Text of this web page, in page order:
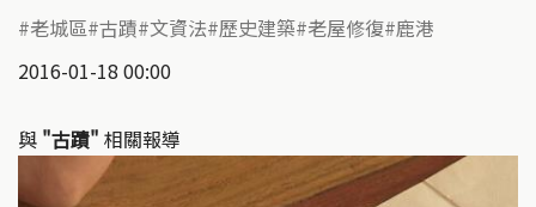
老城區 古蹟 文資法 歷史建築 老屋修復 鹿港
2016-01-18 00:00
與 "古蹟" 相關報導